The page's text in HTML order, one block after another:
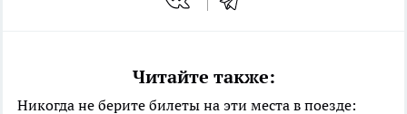
Читайте также:
Никогда не берите билеты на эти места в поезде: